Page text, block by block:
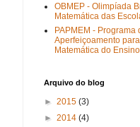
OBMEP - Olimpíada
Matemática das
PAPMEM - Programa
Aperfeiçoamento
Matemática do
Arquivo do blog
► 2015 (3)
► 2014 (4)